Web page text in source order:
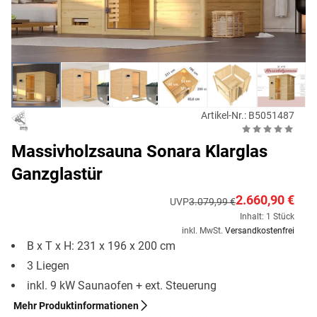
Artikel-Nr.: B5051487
Massivholzsauna Sonara Klarglas
Ganzglastür
UVP3.079,99 €2.660,90 €
Inhalt: 1 Stück
inkl. MwSt. Versandkostenfrei
B x T x H: 231 x 196 x 200 cm
3 Liegen
inkl. 9 kW Saunaofen + ext. Steuerung
Mehr Produktinformationen